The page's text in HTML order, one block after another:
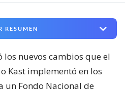
RESUMEN
los nuevos cambios que el
Kast implementó en los
un Fondo Nacional de